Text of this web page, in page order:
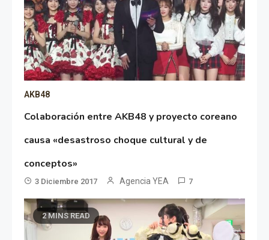
AKB48
Colaboración entre AKB48 y proyecto coreano
causa «desastroso choque cultural y de
conceptos»
3 Diciembre 2017 Agencia YEA 7
2 MINS READ